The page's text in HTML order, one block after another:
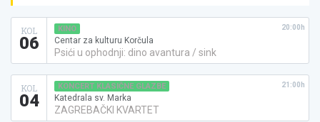
KOL
06
KINO
Centar za kulturu Korčula
Psići u ophodnji: dino avantura / sink
20:00h
KOL
04
KONCERT KLASIČNE GLAZBE
Katedrala sv. Marka
ZAGREBAČKI KVARTET
21:00h